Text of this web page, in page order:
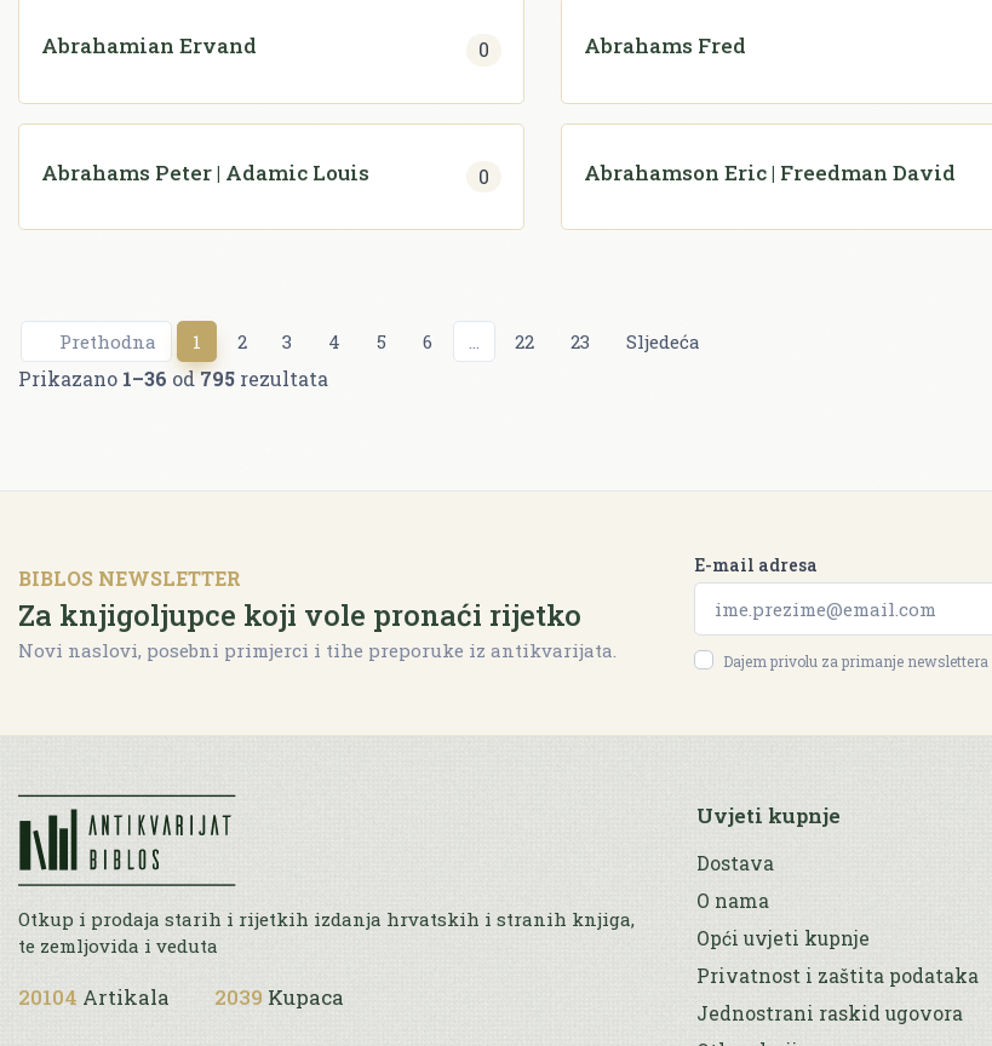
Abrahamian Ervand 0 Abrahams Fred
Abrahams Peter | Adamic Louis 0 Abrahamson Eric | Freedman David
Prethodna 1 2 3 4 5 6 22 23 Sljedeća
Prikazano 1–36 od795 rezultata
BIBLOS NEWSLETTER
Za knjigoljupce koji vole pronaći rijetko
Novi naslovi, posebni primjerci i tihe preporuke iz antikvarijata.
E-mail adresa
Dajem privolu za primanje newslettera
Otkup i prodaja starih i rijetkih izdanja hrvatskih i stranih knjiga,
te zemljovida i veduta
20104 Artikala 2039 Kupaca
Uvjeti kupnje
Dostava
O nama
Opći uvjeti kupnje
Privatnost i zaštita podataka
Jednostrani raskid ugovora